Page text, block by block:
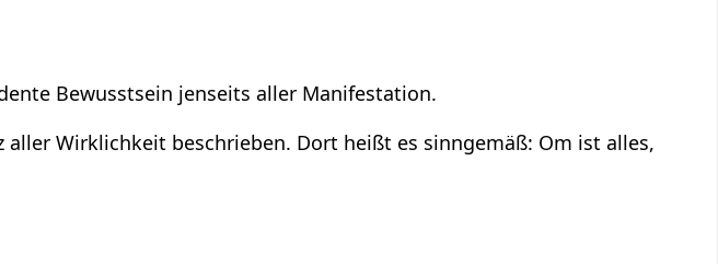
Bewusstsein jenseits aller Manifestation.
aller Wirklichkeit beschrieben. Dort heißt es sinngemäß: Om ist alles,